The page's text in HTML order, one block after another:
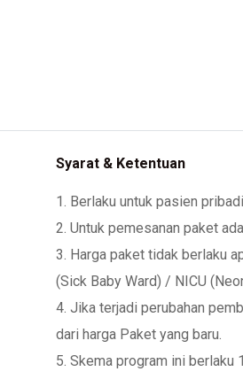
Syarat & Ketentuan
1. Berlaku untuk pasien
2. Untuk pemesanan paket
3. Harga paket tidak berlaku
(Sick Baby Ward) / NICU
4. Jika terjadi perubahan
dari harga Paket yang baru.
5. Skema program ini berlaku